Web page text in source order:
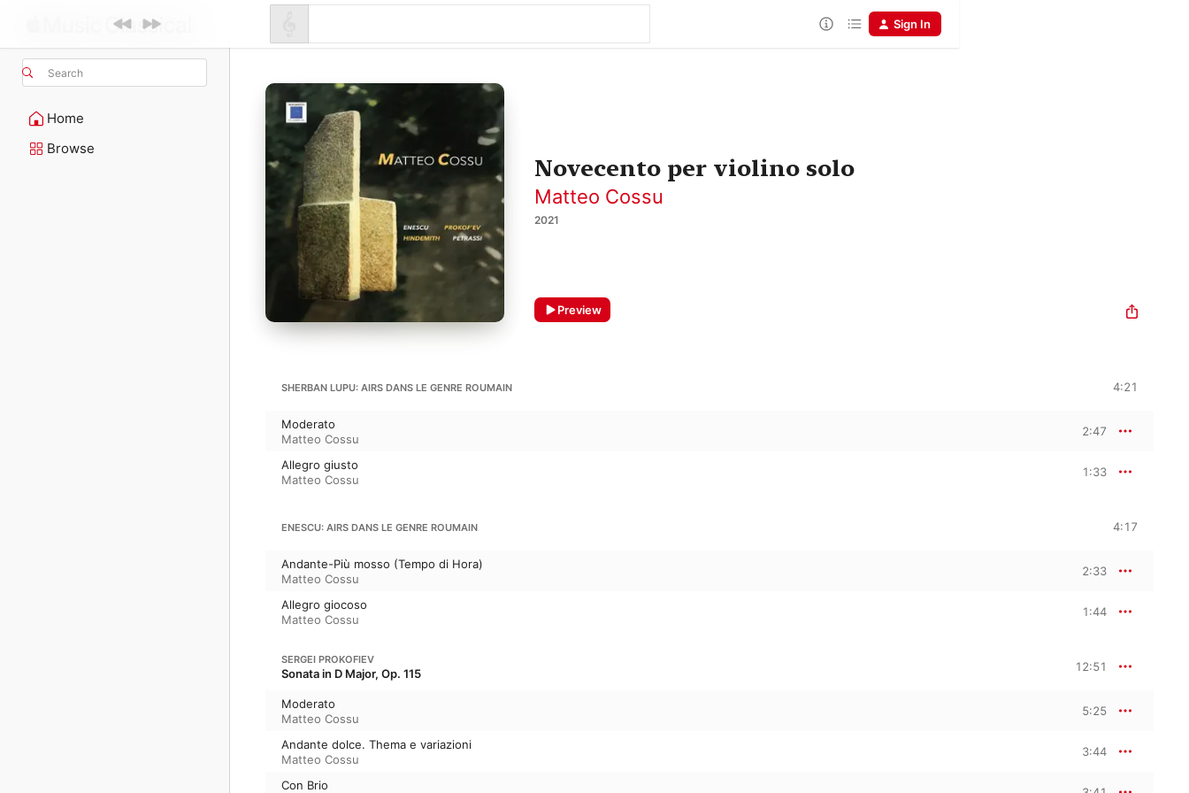
Search
Home
Browse
Sign In
Novecento per violino solo
Matteo Cossu
2021
Preview
SHERBAN LUPU: AIRS DANS LE GENRE ROUMAIN 4:21
Moderato
Matteo Cossu
2:47
Allegro giusto
Matteo Cossu
1:33
ENESCU: AIRS DANS LE GENRE ROUMAIN 4:17
Andante-Più mosso (Tempo di Hora)
Matteo Cossu
2:33
Allegro giocoso
Matteo Cossu
1:44
SERGEI PROKOFIEV
Sonata in D Major, Op. 115 12:51
Moderato
Matteo Cossu
5:25
Andante dolce. Thema e variazioni
Matteo Cossu
3:44
Con Brio